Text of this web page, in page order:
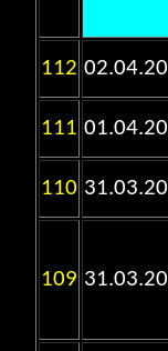
112
111
110
109